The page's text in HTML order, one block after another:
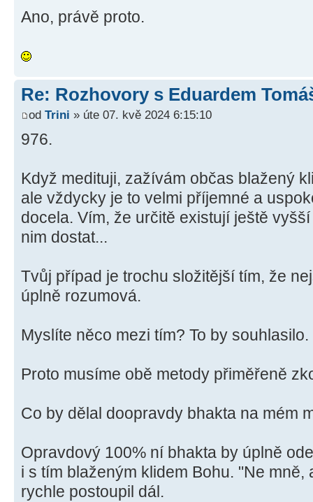
Ano, právě proto.
Re: Rozhovory s Eduardem
od Trini » úte 07. kvě 2024 6:15:10
976.
Když medituji, zažívám občas blažený
ale vždycky je to velmi příjemné a
docela. Vím, že určitě existují ještě
nim dostat...
Tvůj případ je trochu složitější tím, že
úplně rozumová.
Myslíte něco mezi tím? To by souhlasilo.
Proto musíme obě metody přiměřeně
Co by dělal doopravdy bhakta na mém
Opravdový 100% ní bhakta by úplně
i s tím blaženým klidem Bohu. "Ne mně,
rychle postoupil dál.